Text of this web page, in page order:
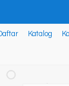
Katalog